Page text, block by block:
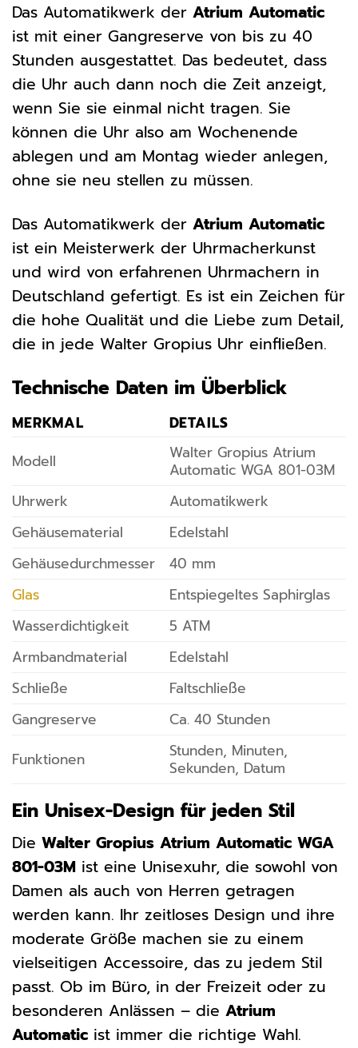
Das Automatikwerk der Atrium Automatic
ist mit einer Gangreserve von bis zu 40
Stunden ausgestattet. Das bedeutet, dass
die Uhr auch dann noch die Zeit anzeigt,
wenn Sie sie einmal nicht tragen. Sie
können die Uhr also am Wochenende
ablegen und am Montag wieder anlegen,
ohne sie neu stellen zu müssen.
Das Automatikwerk der Atrium Automatic
ist ein Meisterwerk der Uhrmacherkunst
und wird von erfahrenen Uhrmachern in
Deutschland gefertigt. Es ist ein Zeichen für
die hohe Qualität und die Liebe zum Detail,
die in jede Walter Gropius Uhr einfließen.
Technische Daten im Überblick
MERKMAL
DETAILS
Modell
Walter Gropius Atrium
Automatic WGA 801-03M
Uhrwerk
Automatikwerk
Gehäusematerial
Edelstahl
Gehäusedurchmesser
40 mm
Glas
Entspiegeltes Saphirglas
Wasserdichtigkeit
5 ATM
Armbandmaterial
Edelstahl
Schließe
Faltschließe
Gangreserve
Ca. 40 Stunden
Funktionen
Stunden, Minuten,
Sekunden, Datum
Ein Unisex-Design für jeden Stil
Die Walter Gropius Atrium Automatic WGA
801-03M ist eine Unisexuhr, die sowohl von
Damen als auch von Herren getragen
werden kann. Ihr zeitloses Design und ihre
moderate Größe machen sie zu einem
vielseitigen Accessoire, das zu jedem Stil
passt. Ob im Büro, in der Freizeit oder zu
besonderen Anlässen – die Atrium
Automatic ist immer die richtige Wahl.